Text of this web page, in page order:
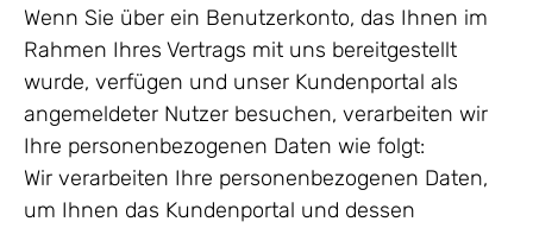
Wenn Sie über ein Benutzerkonto, das Ihnen im
Rahmen Ihres Vertrags mit uns bereitgestellt
wurde, verfügen und unser Kundenportal als
angemeldeter Nutzer besuchen, verarbeiten wir
Ihre personenbezogenen Daten wie folgt:
Wir verarbeiten Ihre personenbezogenen Daten,
um Ihnen das Kundenportal und dessen